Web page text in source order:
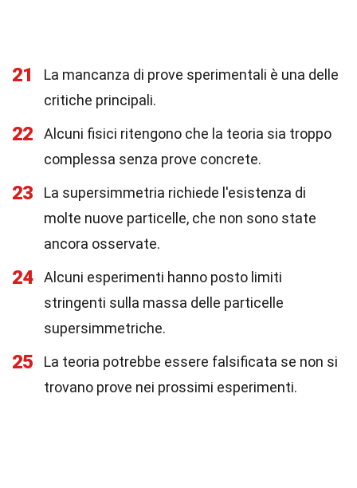
21
La mancanza di prove sperimentali è una delle
critiche principali.
22
Alcuni fisici ritengono che la teoria sia troppo
complessa senza prove concrete.
23
La supersimmetria richiede l'esistenza di
molte nuove particelle, che non sono state
ancora osservate.
24
Alcuni esperimenti hanno posto limiti
stringenti sulla massa delle particelle
supersimmetriche.
25
La teoria potrebbe essere falsificata se non si
trovano prove nei prossimi esperimenti.